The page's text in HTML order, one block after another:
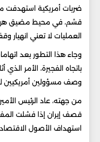
ضربات أمريكية استهدفت
قشم، في محيط مضيق
العمليات لا تعني انهيار
وجاء هذا التطور بعد
باتجاه الفجيرة، الأمر الذي
وصف مسؤولين أمريكيين
من جهته، عاد الرئيس
قصف إيران إذا فشلت
استهداف الأصول